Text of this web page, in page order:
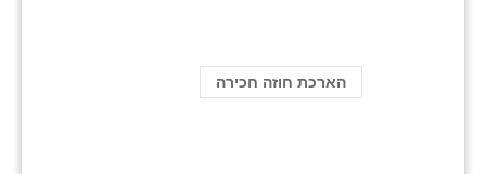
הארכת חוזה חכירה